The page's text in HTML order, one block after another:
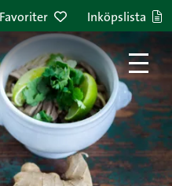
Favoriter Inköpslista